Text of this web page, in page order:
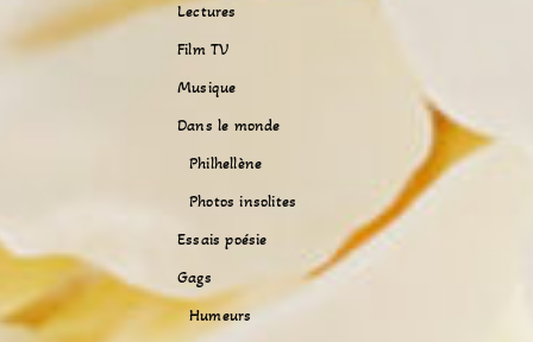
Lectures
Film TV
Musique
Dans le monde
Philhellène
Photos insolites
Essais poésie
Gags
Humeurs